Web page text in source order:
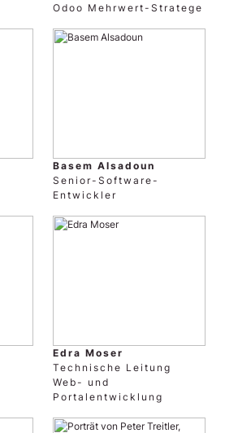
Odoo Mehrwert-Stratege
Basem Alsadoun
Senior-Software-
Entwickler
Edra Moser
Technische Leitung
Web- und
Portalentwicklung